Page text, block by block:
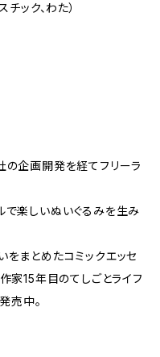
ック、わた）
の企画開発を経てフリーラ
で楽しいぬいぐるみを生み
まとめたコミックエッセ
家15年目のてしごとライフ
売中。